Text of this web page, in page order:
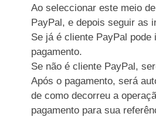
Ao seleccionar este meio
PayPal, e depois seguir as
Se já é cliente PayPal
pagamento.
Se não é cliente PayPal,
Após o pagamento, será
de como decorreu a
pagamento para sua